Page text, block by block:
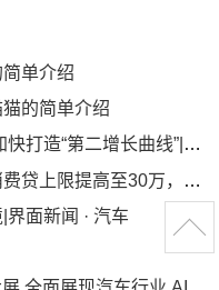
单介绍
的简单介绍
增长曲线”|界面新闻 · 地产
至30万，最长7年|界面新闻
界面新闻 · 汽车